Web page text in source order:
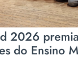
2026
do Ensino